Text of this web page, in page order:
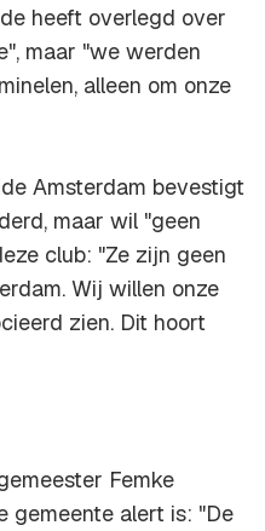
heeft overlegd over
maar "we werden
alleen om onze
Amsterdam bevestigt
maar wil "geen
club: "Ze zijn geen
Wij willen onze
zien. Dit hoort
Femke
gemeente alert is: "De